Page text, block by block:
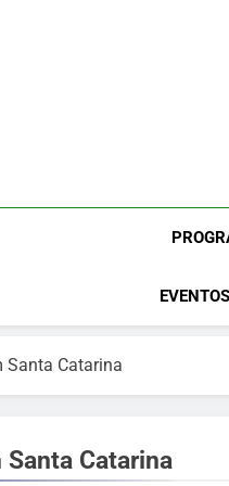
Santa Catarina
Catarina